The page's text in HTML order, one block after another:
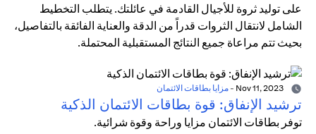
على توليد ثروة للأجيال القادمة في عائلتك. يتطلب التخطيط
الشامل لانتقال الثروات قدراً من الدقة والعناية الفائقة بالتفاصيل،
بحيث تتم مراعاة جميع النتائج المستقبلية المحتملة.
- مزايا بطاقات الائتمان
ترشيد الإنفاق: قوة بطاقات الائتمان الذكية
توفر بطاقات الائتمان مزايا وراحة وقوة شرائية.